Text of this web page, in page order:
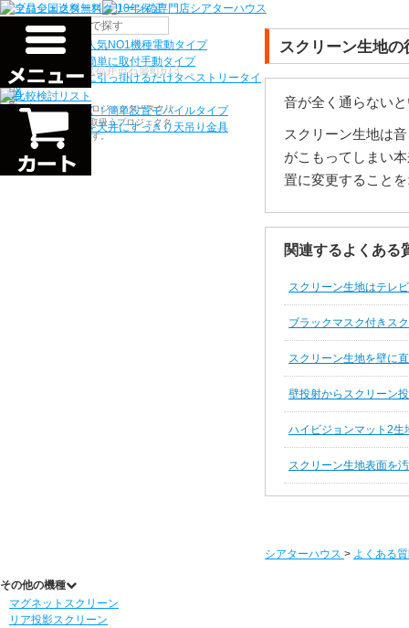
検索 スクリーン生地
音が全く通らない
スクリーン生地は
がこもってしまい
置に変更すること
関連するよくある
スクリーン生地はテレ
ブラックマスク付きス
スクリーン生地を壁に
壁投射からスクリーン
ハイビジョンマット2生
スクリーン生地表面を
シアターハウス > よくある
機種から選ぶ
シアターハウス人気NO1機種電動タイプ
電源工事なしで簡単に取付手動タイプ
ネジ付きフックに引っ掛けるだけタペストリータイ
プ
持ち運びらくらく！簡単設置モバイルタイプ
プロジェクターを天井にすっきり 天吊り金具
その他の機種
マグネットスクリーン
リア投影スクリーン
〒910-0122 福井県福井市石盛町613
シアターハウスは、プロジェクタースクリ
ーンを全部で500以上取扱うプロジェクタ
ースクリーン専門店です。